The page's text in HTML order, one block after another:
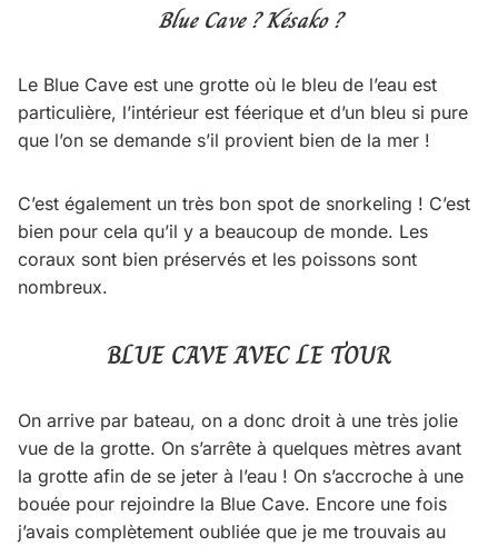
Blue Cave ? Késako ?
Le Blue Cave est une grotte où le bleu de l’eau est
particulière, l’intérieur est féerique et d’un bleu si pure
que l’on se demande s’il provient bien de la mer !
C’est également un très bon spot de snorkeling ! C’est
bien pour cela qu’il y a beaucoup de monde. Les
coraux sont bien préservés et les poissons sont
nombreux.
BLUE CAVE AVEC LE TOUR
On arrive par bateau, on a donc droit à une très jolie
vue de la grotte. On s’arrête à quelques mètres avant
la grotte afin de se jeter à l’eau ! On s’accroche à une
bouée pour rejoindre la Blue Cave. Encore une fois
j’avais complètement oubliée que je me trouvais au